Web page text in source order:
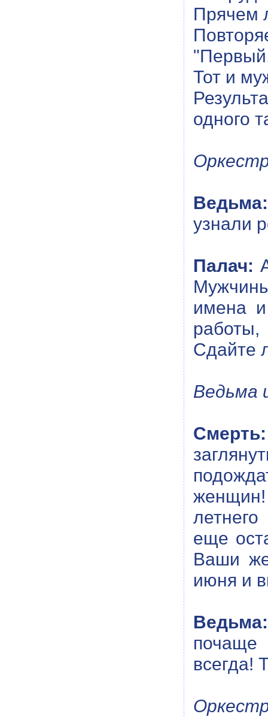
Прячем
Тот и
одного
Ведьма:
узнали
Палач:
имена
Сдайте
Ведьма
Смерть:
женщин!
еще
Ваши
июня и
Ведьма:
почаще
всегда!